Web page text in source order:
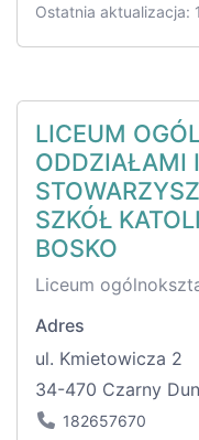
Ostatnia aktualizacja:
LICEUM
ODDZIAŁAMI
SZKÓŁ
BOSKO
Liceum
Adres
ul. Kmietowicza 2
34-470 Czarny
182657670